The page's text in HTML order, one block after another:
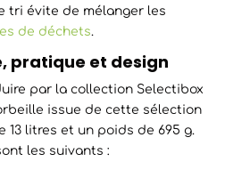
tri évite de mélanger les
de déchets.
pratique et design
par la collection Selectibox
issue de cette sélection
13 litres et un poids de 695 g.
les suivants :